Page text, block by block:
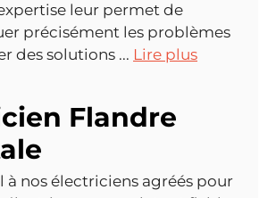
leur permet de
précisément les problèmes
des solutions ... Lire plus
Flandre
à nos électriciens agréés pour